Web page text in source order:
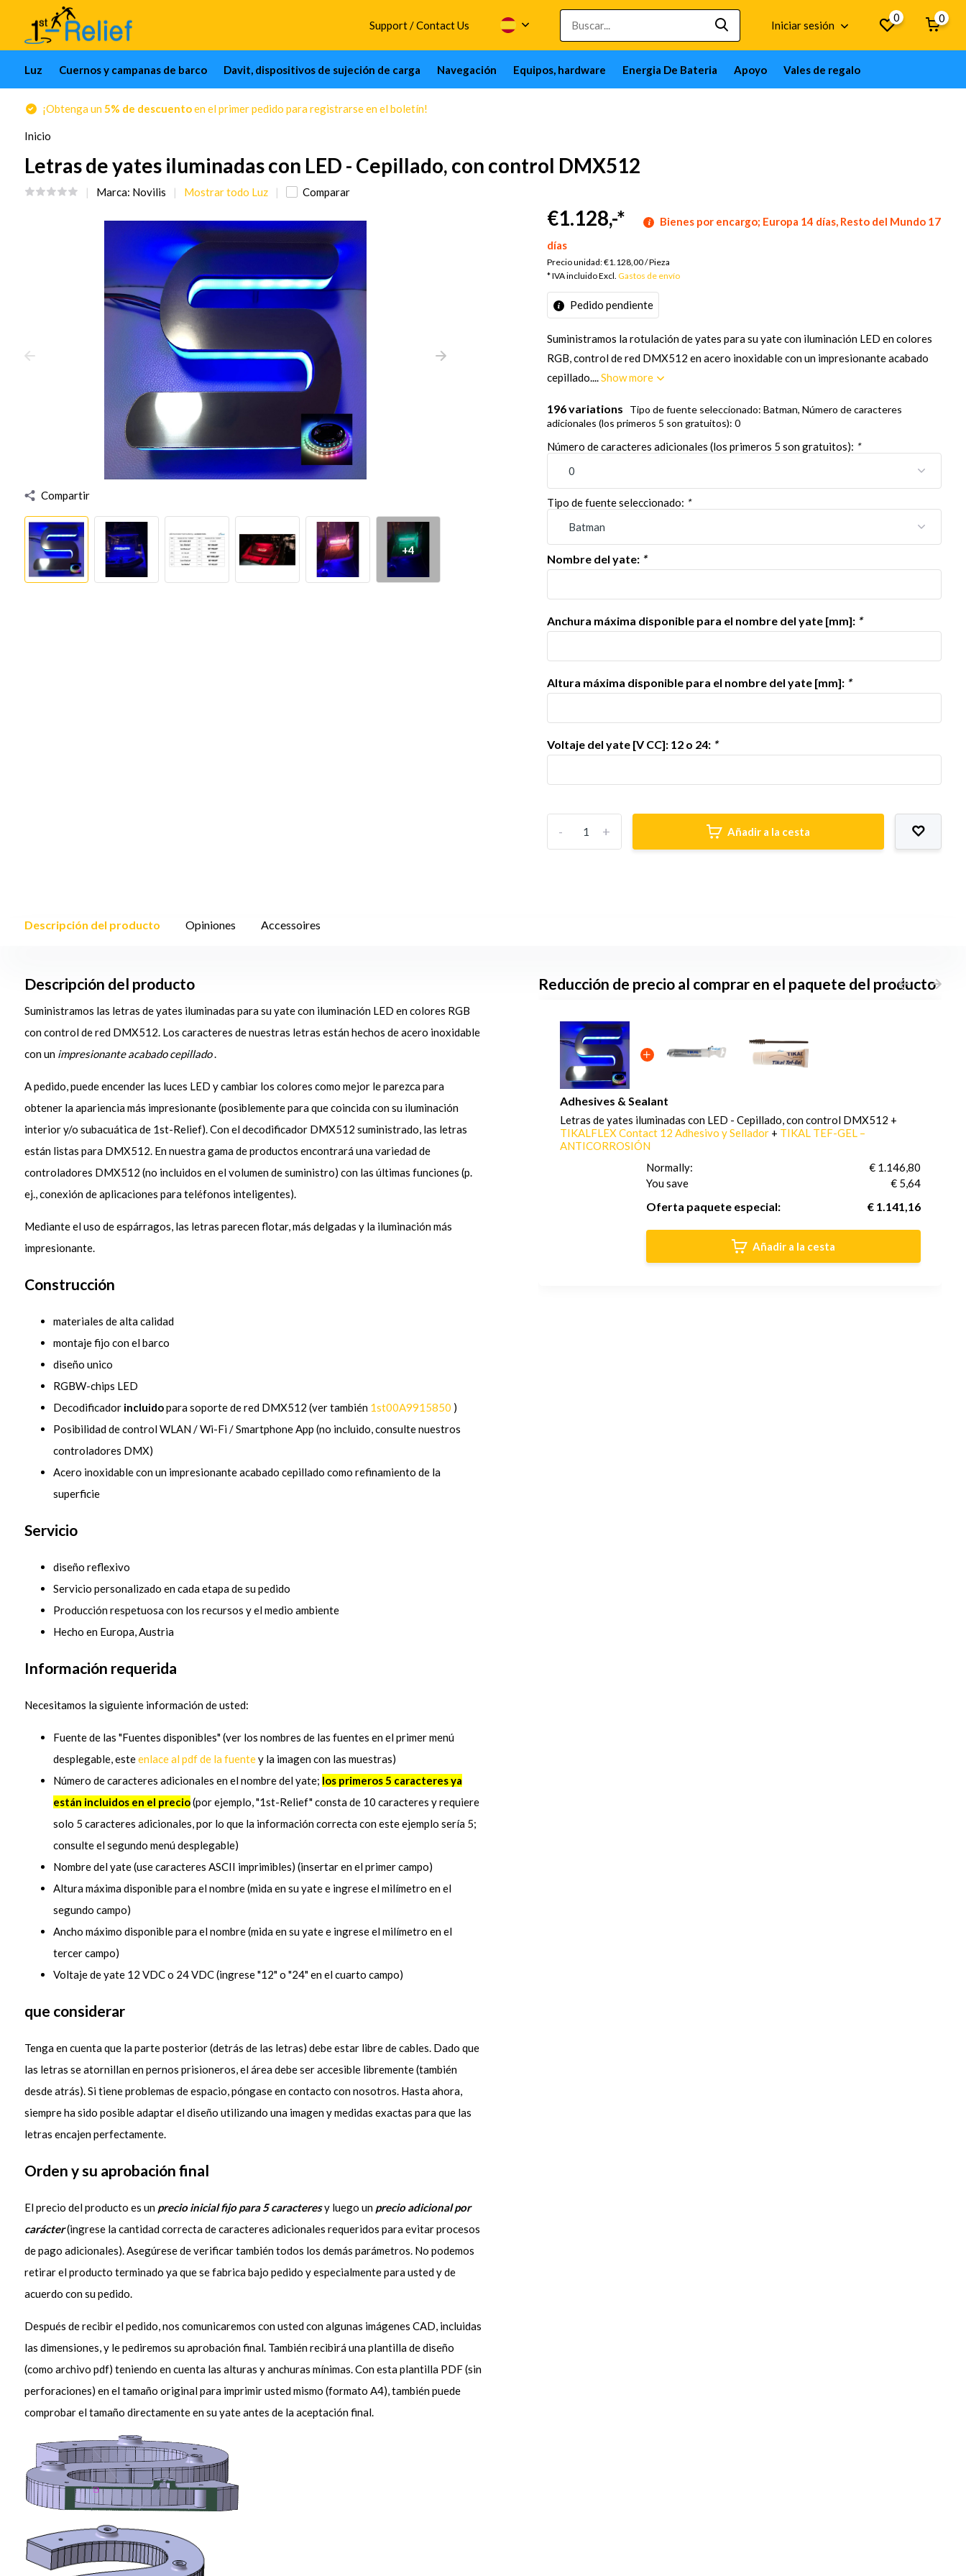
Support / Contact Us Iniciar sesión
0 0
Luz Cuernos y campanas de barco Davit, dispositivos de sujeción de carga Navegación Equipos, hardware Energia De Bateria Apoyo Vales de regalo
¡Obtenga un5% de descuentoen el primer pedido para registrarse en el boletín!
Inicio
Letras de yates iluminadas con LED - Cepillado, con control DMX512
Marca: Novilis Mostrar todo Luz Comparar
Compartir
+4
€1.128,-*
Bienes por encargo; Europa 14 días, Resto del Mundo 17
días
Precio unidad:€1.128,00/Pieza
* IVA incluido Excl.Gastos de envío
Pedido pendiente
Suministramos la rotulación de yates para su yate con iluminación LED en colores
RGB, control de red DMX512 en acero inoxidable con un impresionante acabado
cepillado....Show more
196 variations
Tipo de fuente seleccionado: Batman, Número de caracteres
adicionales (los primeros 5 son gratuitos): 0
Número de caracteres adicionales (los primeros 5 son gratuitos): *
Tipo de fuente seleccionado: *
Nombre del yate: *
Anchura máxima disponible para el nombre del yate [mm]: *
Altura máxima disponible para el nombre del yate [mm]: *
Voltaje del yate [V CC]: 12 o 24: *
+
- Añadir a la cesta
Descripción del producto Opiniones Accessoires
Descripción del producto
Suministramos las letras de yates iluminadas para su yate con iluminación LED en colores RGB
con control de red DMX512. Los caracteres de nuestras letras están hechos de acero inoxidable
con un impresionante acabado cepillado.
A pedido, puede encender las luces LED y cambiar los colores como mejor le parezca para
obtener la apariencia más impresionante (posiblemente para que coincida con su iluminación
interior y/o subacuática de 1st-Relief). Con el decodificador DMX512 suministrado, las letras
están listas para DMX512. En nuestra gama de productos encontrará una variedad de
controladores DMX512 (no incluidos en el volumen de suministro) con las últimas funciones (p.
ej., conexión de aplicaciones para teléfonos inteligentes).
Mediante el uso de espárragos, las letras parecen flotar, más delgadas y la iluminación más
impresionante.
Construcción
materiales de alta calidad
montaje fijo con el barco
diseño unico
RGBW-chips LED
Decodificador incluidopara soporte de red DMX512 (ver también 1st00A9915850 )
Posibilidad de control WLAN / Wi-Fi / Smartphone App (no incluido, consulte nuestros
controladores DMX)
Acero inoxidable con un impresionante acabado cepillado como refinamiento de la
superficie
Servicio
diseño reflexivo
Servicio personalizado en cada etapa de su pedido
Producción respetuosa con los recursos y el medio ambiente
Hecho en Europa, Austria
Información requerida
Necesitamos la siguiente información de usted:
Fuente de las "Fuentes disponibles" (ver los nombres de las fuentes en el primer menú
desplegable, esteenlace al pdf de la fuentey la imagen con las muestras)
Número de caracteres adicionales en el nombre del yate; los primeros 5 caracteres ya
están incluidos en el precio(por ejemplo, "1st-Relief" consta de 10 caracteres y requiere
solo 5 caracteres adicionales, por lo que la información correcta con este ejemplo sería 5;
consulte el segundo menú desplegable)
Nombre del yate (use caracteres ASCII imprimibles) (insertar en el primer campo)
Altura máxima disponible para el nombre (mida en su yate e ingrese el milímetro en el
segundo campo)
Ancho máximo disponible para el nombre (mida en su yate e ingrese el milímetro en el
tercer campo)
Voltaje de yate 12 VDC o 24 VDC (ingrese "12" o "24" en el cuarto campo)
que considerar
Tenga en cuenta que la parte posterior (detrás de las letras) debe estar libre de cables. Dado que
las letras se atornillan en pernos prisioneros, el área debe ser accesible libremente (también
desde atrás). Si tiene problemas de espacio, póngase en contacto con nosotros. Hasta ahora,
siempre ha sido posible adaptar el diseño utilizando una imagen y medidas exactas para que las
letras encajen perfectamente.
Orden y su aprobación final
El precio del producto es un precio inicial fijo para 5 caracteresy luego un precio adicional por
carácter(ingrese la cantidad correcta de caracteres adicionales requeridos para evitar procesos
de pago adicionales). Asegúrese de verificar también todos los demás parámetros. No podemos
retirar el producto terminado ya que se fabrica bajo pedido y especialmente para usted y de
acuerdo con su pedido.
Después de recibir el pedido, nos comunicaremos con usted con algunas imágenes CAD, incluidas
las dimensiones, y le pediremos su aprobación final. También recibirá una plantilla de diseño
(como archivo pdf) teniendo en cuenta las alturas y anchuras mínimas. Con esta plantilla PDF (sin
perforaciones) en el tamaño original para imprimir usted mismo (formato A4), también puede
comprobar el tamaño directamente en su yate antes de la aceptación final.
Reducción de precio al comprar en el paquete del producto
TEF-GEL –
€ 1.146,80
recommended DMX Controller
Controlador DMX512 STICK-DE3
Normally:
You save(2% Descuento)
Oferta paquete especial:
Añadir a la cesta
Adhesives & Sealant
Letras de yates iluminadas con LED - Cepillado, con control DMX512 +
TIKALFLEX Contact 12 Adhesivo y Sellador + TIKAL TEF-GEL –
ANTICORROSIÓN
Normally:
€ 1.146,80
You save
€ 5,64
Oferta paquete especial: € 1.141,16
Añadir a la cesta